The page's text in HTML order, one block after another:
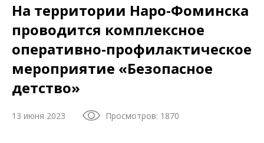
На территории Наро-Фоминска
проводится комплексное
оперативно-профилактическое
мероприятие «Безопасное
детство»
13 июня 2023 Просмотров: 1870